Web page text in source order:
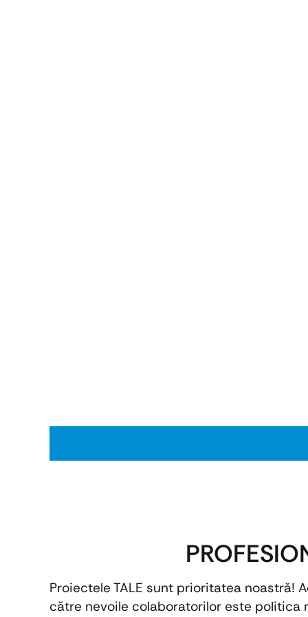
Proiectele TALE sunt prioritatea noastră!
către nevoile colaboratorilor este politica